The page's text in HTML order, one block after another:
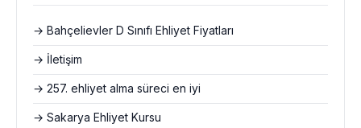
→ Bahçelievler D Sınıfı Ehliyet Fiyatları
→ İletişim
→ 257. ehliyet alma süreci en iyi
→ Sakarya Ehliyet Kursu